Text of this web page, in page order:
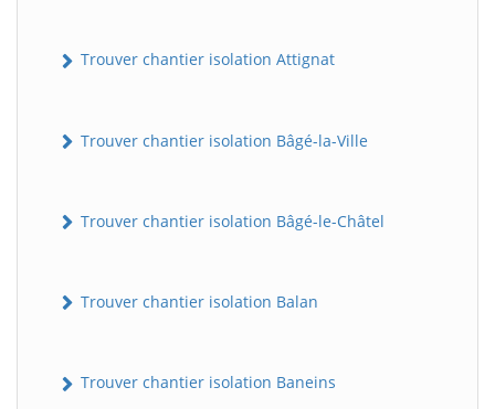
Trouver chantier isolation Attignat
Trouver chantier isolation Bâgé-la-Ville
Trouver chantier isolation Bâgé-le-Châtel
Trouver chantier isolation Balan
Trouver chantier isolation Baneins